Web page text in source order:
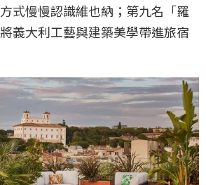
式慢慢認識維也納；第九名「羅
義大利工藝與建築美學帶進旅宿